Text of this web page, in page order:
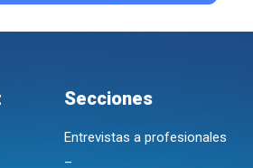
Secciones
Entrevistas a profesionales
–